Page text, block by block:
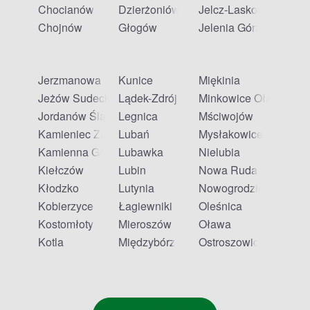
Chocianów
Chojnów
Dzierżoniów
Głogów
Jelcz-Laskowice
Jelenia Góra
Jerzmanowa
Jeżów Sudecki
Jordanów Śląski
Kamieniec Ząbkowicki
Kamienna Góra
Kiełczów
Kłodzko
Kobierzyce
Kostomłoty
Kotla
Kunice
Lądek-Zdrój
Legnica
Lubań
Lubawka
Lubin
Lutynia
Łagiewniki
Mieroszów
Międzybórz
Miękinia
Minkowice Oławskie
Mściwojów
Mysłakowice
Nielubia
Nowa Ruda
Nowogrodziec
Oleśnica
Oława
Ostroszowice